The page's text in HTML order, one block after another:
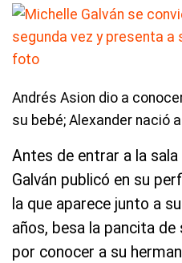
Andrés Asion dio a
su bebé; Alexander nació
Antes de entrar a la
Galván publicó en su
la que aparece junto a
años, besa la pancita
por conocer a su